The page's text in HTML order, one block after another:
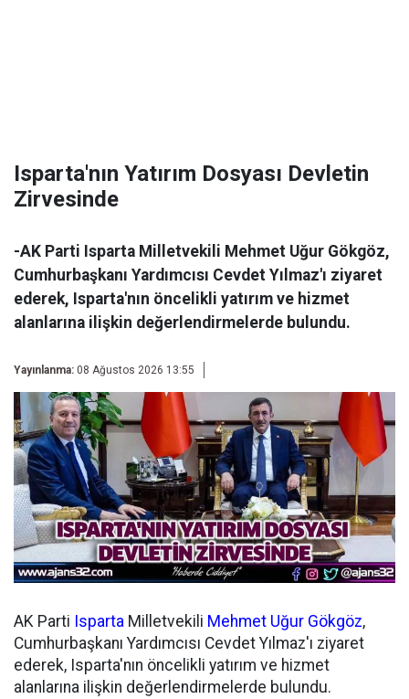
Isparta'nın Yatırım Dosyası Devletin
Zirvesinde
-AK Parti Isparta Milletvekili Mehmet Uğur Gökgöz,
Cumhurbaşkanı Yardımcısı Cevdet Yılmaz'ı ziyaret
ederek, Isparta'nın öncelikli yatırım ve hizmet
alanlarına ilişkin değerlendirmelerde bulundu.
Yayınlanma: 08 Ağustos 2026 13:55
AK Parti Isparta Milletvekili Mehmet Uğur Gökgöz,
Cumhurbaşkanı Yardımcısı Cevdet Yılmaz'ı ziyaret
ederek, Isparta'nın öncelikli yatırım ve hizmet
alanlarına ilişkin değerlendirmelerde bulundu.